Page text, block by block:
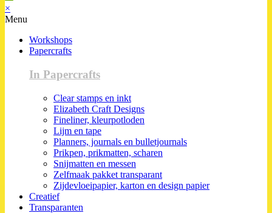
×
Menu
Workshops
Papercrafts
In Papercrafts
Clear stamps en inkt
Elizabeth Craft Designs
Fineliner, kleurpotloden
Lijm en tape
Planners, journals en bulletjournals
Prikpen, prikmatten, scharen
Snijmatten en messen
Zelfmaak pakket transparant
Zijdevloeipapier, karton en design papier
Creatief
Transparanten